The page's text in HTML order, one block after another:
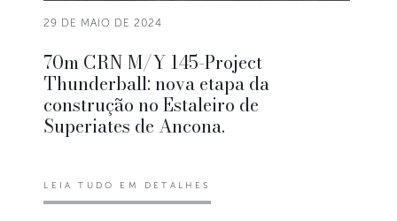
29 DE MAIO DE 2024
70m CRN M/Y 145-Project
Thunderball: nova etapa da
construção no Estaleiro de
Superiates de Ancona.
LEIA TUDO EM DETALHES